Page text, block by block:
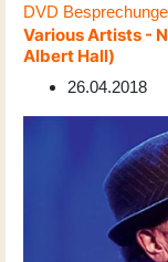
DVD
Various Artists -
Albert Hall)
26.04.2018